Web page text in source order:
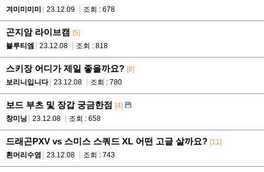
겨미미미미
23.12.09 조회 : 678
곤지암 라이브캠 [5]
블루티엠
23.12.08 조회 : 818
스키장 어디가 제일 좋을까요? [8]
보리니입니다
23.12.08 조회 : 780
보드 부츠 및 장갑 궁금한점 [4]
창미닝
23.12.08 조회 : 658
드래곤PXV vs 스미스 스쿼드 XL 어떤 고글 살까요? [11]
흰머리수염
23.12.08 조회 : 743